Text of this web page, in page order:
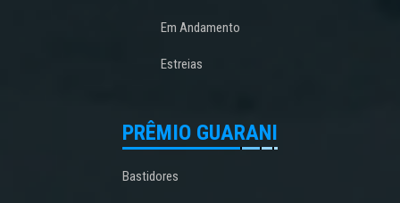
Em Andamento
Estreias
PRÊMIO GUARANI
Bastidores